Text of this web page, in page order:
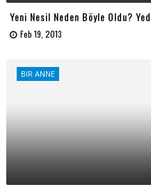
Yeni Nesil Neden Böyle Oldu?
Feb 19, 2013
BIR ANNE